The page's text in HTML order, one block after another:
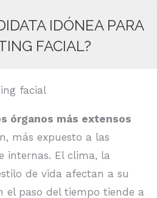
IDÓNEA PARA
FACIAL?
órganos más extensos
más expuesto a las
internas. El clima, la
de vida afectan a su
el paso del tiempo tiende a